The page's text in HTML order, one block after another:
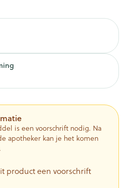
is een voorschrift nodig. Na
apotheker kan je het komen
product een voorschrift